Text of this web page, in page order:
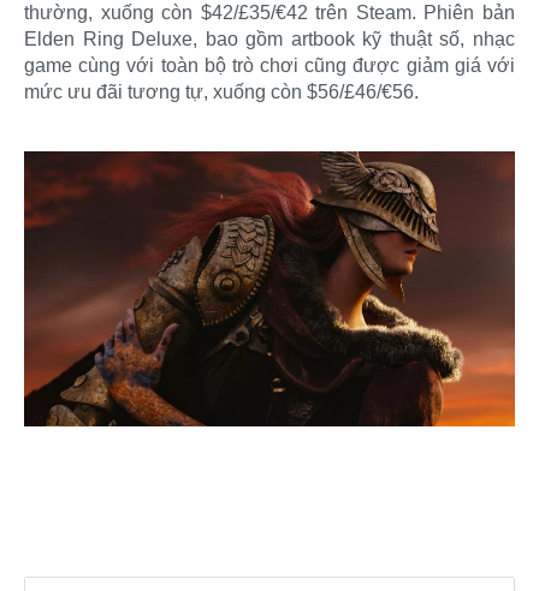
thường, xuống còn $42/£35/€42 trên Steam. Phiên bản
Elden Ring Deluxe, bao gồm artbook kỹ thuật số, nhạc
game cùng với toàn bộ trò chơi cũng được giảm giá với
mức ưu đãi tương tự, xuống còn $56/£46/€56.